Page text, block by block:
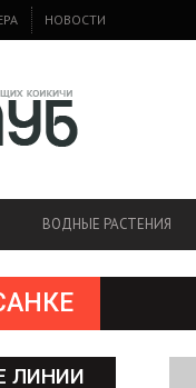
НОВОСТИ
ВОДНЫЕ РАСТЕНИЯ
ЛИНИИ